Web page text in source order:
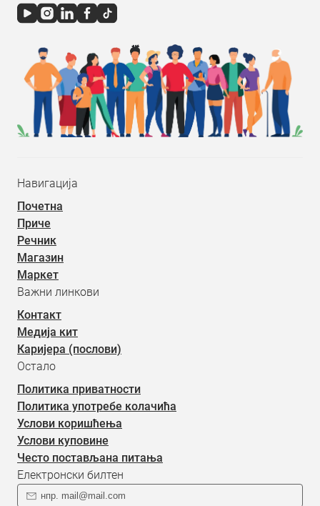
Навигација
Почетна
Приче
Речник
Магазин
Маркет
Важни линкови
Контакт
Медија кит
Каријера (послови)
Остало
Политика приватности
Политика употребе колачића
Услови коришћења
Услови куповине
Често постављана питања
Електронски билтен